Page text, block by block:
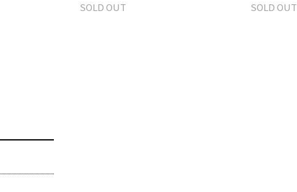
SOLD OUT SOLD OUT